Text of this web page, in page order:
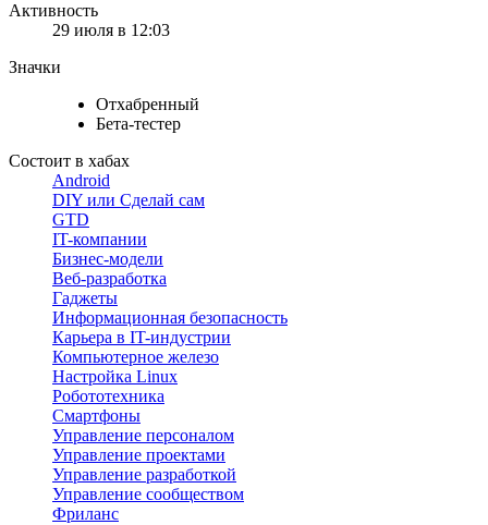
Активность
29 июля в 12:03
Значки
Отхабренный
Бета-тестер
Состоит в хабах
Android
DIY или Сделай сам
GTD
IT-компании
Бизнес-модели
Веб-разработка
Гаджеты
Информационная безопасность
Карьера в IT-индустрии
Компьютерное железо
Настройка Linux
Робототехника
Смартфоны
Управление персоналом
Управление проектами
Управление разработкой
Управление сообществом
Фриланс